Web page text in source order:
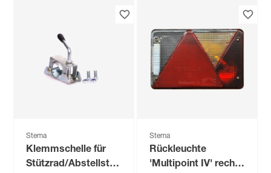
Stema
Klemmschelle für
Stützrad/Abstellstütze
Stema
Rückleuchte
'Multipoint IV' rechts